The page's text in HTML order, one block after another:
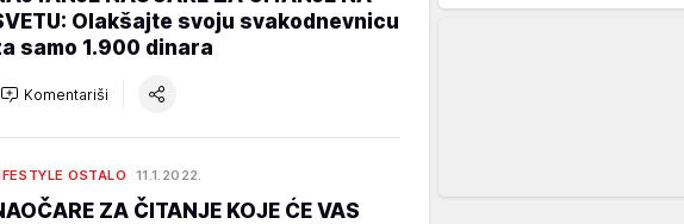
Olakšajte svoju svakodnevnicu
samo 1.900 dinara
Komentariši
OSTALO 11.1.2022.
ZA ČITANJE KOJE ĆE VAS